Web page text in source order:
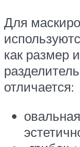
Для
как размер
отличается: